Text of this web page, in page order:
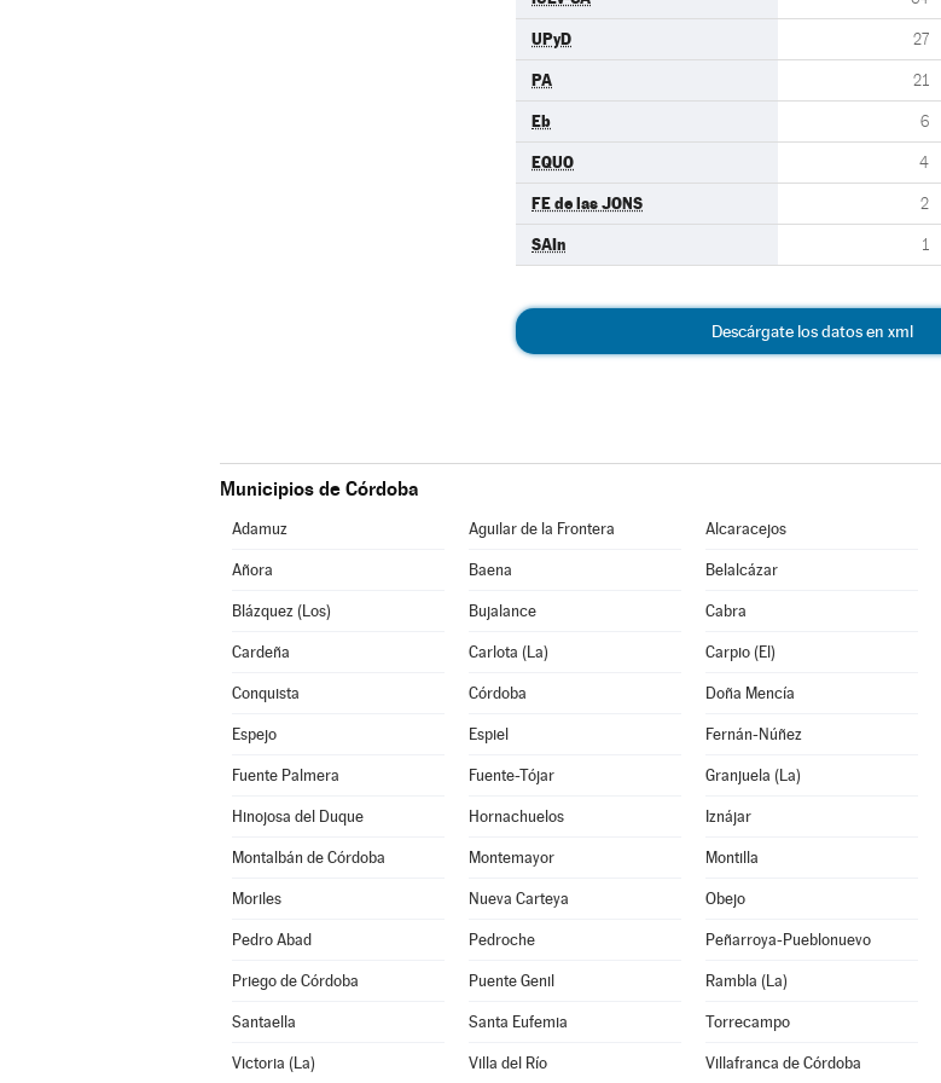
UPyD 27
PA 21
Eb 6
EQUO 4
FE de las JONS 2
SAIn 1
Descárgate los datos en xml
Municipios de Córdoba
Adamuz Aguilar de la Frontera Alcaracejos
Añora Baena Belalcázar
Blázquez (Los) Bujalance Cabra
Cardeña Carlota (La) Carpio (El)
Conquista Córdoba Doña Mencía
Espejo Espiel Fernán-Núñez
Fuente Palmera Fuente-Tójar Granjuela (La)
Hinojosa del Duque Hornachuelos Iznájar
Montalbán de Córdoba Montemayor Montilla
Moriles Nueva Carteya Obejo
Pedro Abad Pedroche Peñarroya-Pueblonuevo
Priego de Córdoba Puente Genil Rambla (La)
Santaella Santa Eufemia Torrecampo
Victoria (La) Villa del Río Villafranca de Córdoba